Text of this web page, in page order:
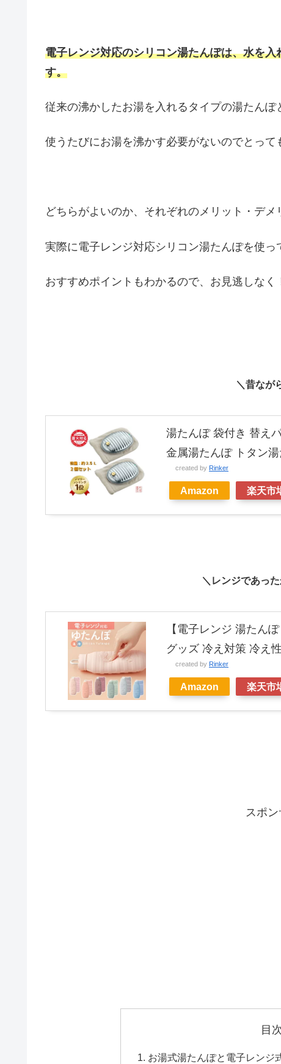
電子レンジ対応のシリコン湯たんぽは、水を
す。
従来の沸かしたお湯を入れるタイプの湯たんぽ
使うたびにお湯を沸かす必要がないのでとって
どちらがよいのか、それぞれのメリット・デメ
実際に電子レンジ対応シリコン湯たんぽを使っ
おすすめポイントもわかるので、お見逃しなく
＼昔なが
湯たんぽ 袋付き 替え
金属湯たんぽ トタン
created by Rinker
Amazon 楽天市
＼レンジであっ
【電子レンジ 湯たん
グッズ 冷え対策 冷え
created by Rinker
Amazon 楽天市
スポ
目次
お湯式湯たんぽと電子レンジ